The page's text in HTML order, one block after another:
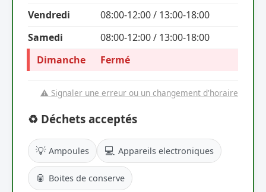
Vendredi
08:00-12:00 / 13:00-18:00
Samedi
08:00-12:00 / 13:00-18:00
Dimanche
Fermé
⚠️ Signaler une erreur ou un changement d'horaire
♻️ Déchets acceptés
💡 Ampoules 💻 Appareils electroniques
🥫 Boites de conserve